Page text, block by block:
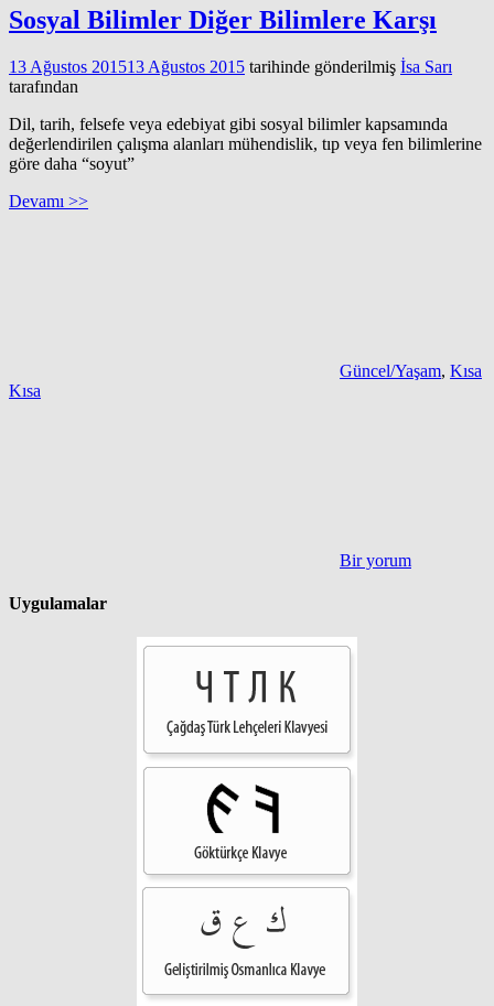
Sosyal Bilimler Diğer Bilimlere Karşı
13 Ağustos 201513 Ağustos 2015 tarihinde gönderilmiş İsa Sarı
tarafından
Dil, tarih, felsefe veya edebiyat gibi sosyal bilimler kapsamında
değerlendirilen çalışma alanları mühendislik, tıp veya fen bilimlerine
göre daha “soyut”
Devamı >>
Güncel/Yaşam, Kısa
Kısa
Bir yorum
Uygulamalar